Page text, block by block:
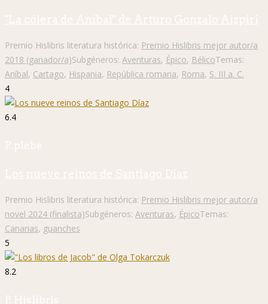
"La cólera de Aníbal" de Arturo Gonzalo Aizpiri
Premio Hislibris literatura histórica: Premio Hislibris mejor autor/a
2018 (ganador/a)Subgéneros: Aventuras, Épico, BélicoTemas:
Aníbal, Cartago, Hispania, República romana, Roma, S. III a. C.
4
6.4
P. plebe
Los nueve reinos de Santiago Díaz
Premio Hislibris literatura histórica: Premio Hislibris mejor autor/a
novel 2024 (finalista)Subgéneros: Aventuras, ÉpicoTemas:
Canarias, guanches
5
8.2
P. Hislibris